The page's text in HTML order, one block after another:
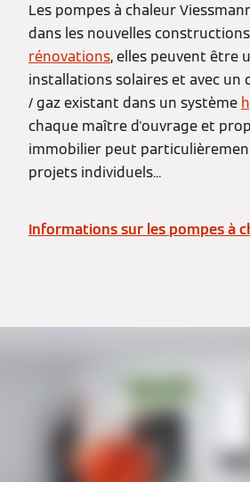
Les pompes à chaleur
dans les nouvelles
rénovations, elles peuvent être
installations solaires et avec un
/ gaz existant dans un système
chaque maître d'ouvrage et
immobilier peut
projets individuels...
Informations sur les pompes à